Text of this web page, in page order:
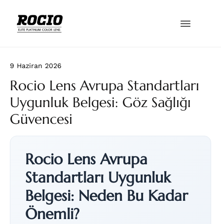
9 Haziran 2026
Rocio Lens Avrupa Standartları
Uygunluk Belgesi: Göz Sağlığı
Güvencesi
Rocio Lens Avrupa
Standartları Uygunluk
Belgesi: Neden Bu Kadar
Önemli?